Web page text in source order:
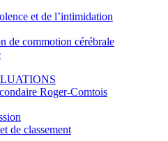
et de l’intimidation
de commotion cérébrale
Roger-Comtois
de classement